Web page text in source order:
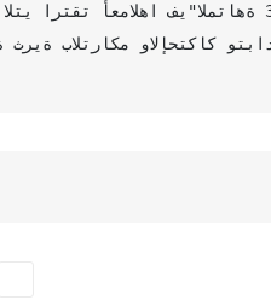
3" إلى درجة عالية من
الخبرات، وبفضل إصرارها